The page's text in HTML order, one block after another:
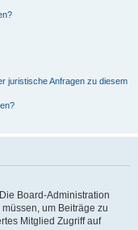
juristische Anfragen zu diesem
Board-Administration
um Beiträge zu
Mitglied Zugriff auf